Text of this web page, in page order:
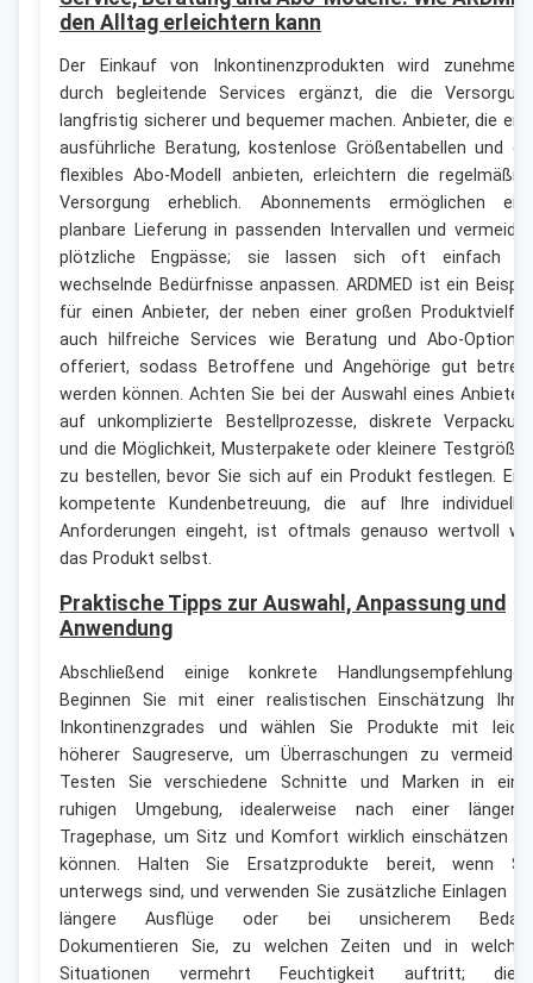
den Alltag erleichtern kann
Der Einkauf von Inkontinenzprodukten wird
durch begleitende Services ergänzt, die die
langfristig sicherer und bequemer machen. Anbieter, die
ausführliche Beratung, kostenlose Größentabellen und
flexibles Abo-Modell anbieten, erleichtern die
Versorgung erheblich. Abonnements ermöglichen
planbare Lieferung in passenden Intervallen und
plötzliche Engpässe; sie lassen sich oft einfach
wechselnde Bedürfnisse anpassen. ARDMED ist ein
für einen Anbieter, der neben einer großen
auch hilfreiche Services wie Beratung und Abo-
offeriert, sodass Betroffene und Angehörige gut
werden können. Achten Sie bei der Auswahl eines
auf unkomplizierte Bestellprozesse, diskrete
und die Möglichkeit, Musterpakete oder kleinere
zu bestellen, bevor Sie sich auf ein Produkt festlegen.
kompetente Kundenbetreuung, die auf Ihre
Anforderungen eingeht, ist oftmals genauso wertvoll
das Produkt selbst.
Praktische Tipps zur Auswahl, Anpassung und
Anwendung
Abschließend einige konkrete
Beginnen Sie mit einer realistischen Einschätzung
Inkontinenzgrades und wählen Sie Produkte mit
höherer Saugreserve, um Überraschungen zu
Testen Sie verschiedene Schnitte und Marken in
ruhigen Umgebung, idealerweise nach einer
Tragephase, um Sitz und Komfort wirklich einschätzen
können. Halten Sie Ersatzprodukte bereit, wenn
unterwegs sind, und verwenden Sie zusätzliche Einlagen
längere Ausflüge oder bei unsicherem
Dokumentieren Sie, zu welchen Zeiten und in
Situationen vermehrt Feuchtigkeit auftritt;